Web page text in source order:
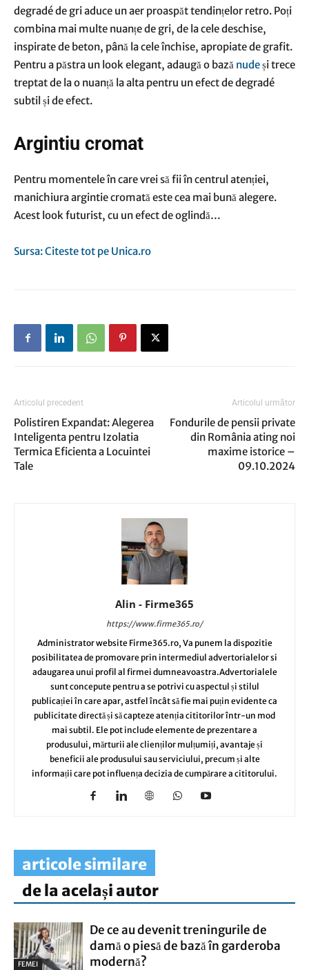
degradé de gri aduce un aer proaspăt tendințelor retro. Poți
combina mai multe nuanțe de gri, de la cele deschise,
inspirate de beton, până la cele închise, apropiate de grafit.
Pentru a păstra un look elegant, adaugă o bază nudeși trece
treptat de la o nuanță la alta pentru un efect de degradé
subtil și de efect.
Argintiu cromat
Pentru momentele în care vrei să fii în centrul atenției,
manichiura argintie cromată este cea mai bună alegere.
Acest look futurist, cu un efect de oglindă…
Sursa: Citeste tot pe Unica.ro
Articolul precedent
Polistiren Expandat: Alegerea
Inteligenta pentru Izolatia
Termica Eficienta a Locuintei
Tale
Articolul următor
Fondurile de pensii private
din România ating noi
maxime istorice –
09.10.2024
Alin - Firme365
https://www.firme365.ro/
Administrator website Firme365.ro, Va punem la dispozitie
posibilitatea de promovare prin intermediul advertorialelor si
adaugarea unui profil al firmei dumneavoastra.Advertorialele
sunt concepute pentru a se potrivi cu aspectul și stilul
publicației în care apar, astfel încât să fie mai puțin evidente ca
publicitate directă și să capteze atenția cititorilor într-un mod
mai subtil. Ele pot include elemente de prezentare a
produsului, mărturii ale clienților mulțumiți, avantaje și
beneficii ale produsului sau serviciului, precum și alte
informații care pot influența decizia de cumpărare a cititorului.
articole similare
de la același autor
FEMEI
De ce au devenit treningurile de
damă o piesă de bază în garderoba
modernă?